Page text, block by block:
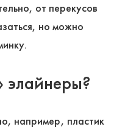
от перекусов
но можно
элайнеры?
например, пластик